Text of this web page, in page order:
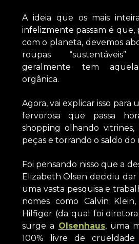
A ideia que os mais
infelizmente passam é que,
com o planeta, devemos
roupas
geralmente tem
orgânica.
Agora, vai explicar isso para
fervorosa que passa
shopping olhando vitrines,
peças e torrando o saldo do
Foi pensando nisso que a
Elizabeth Olsen decidiu dar
uma vasta pesquisa e
nomes como Calvin
Hilfiger (da qual foi
surge a Olsenhaus, uma
100% livre de